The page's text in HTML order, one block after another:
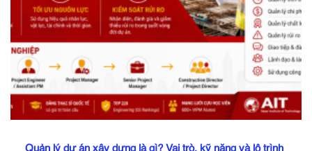
Quản lý dự án xây dựng là gì? Vai trò, kỹ năng và lộ trình